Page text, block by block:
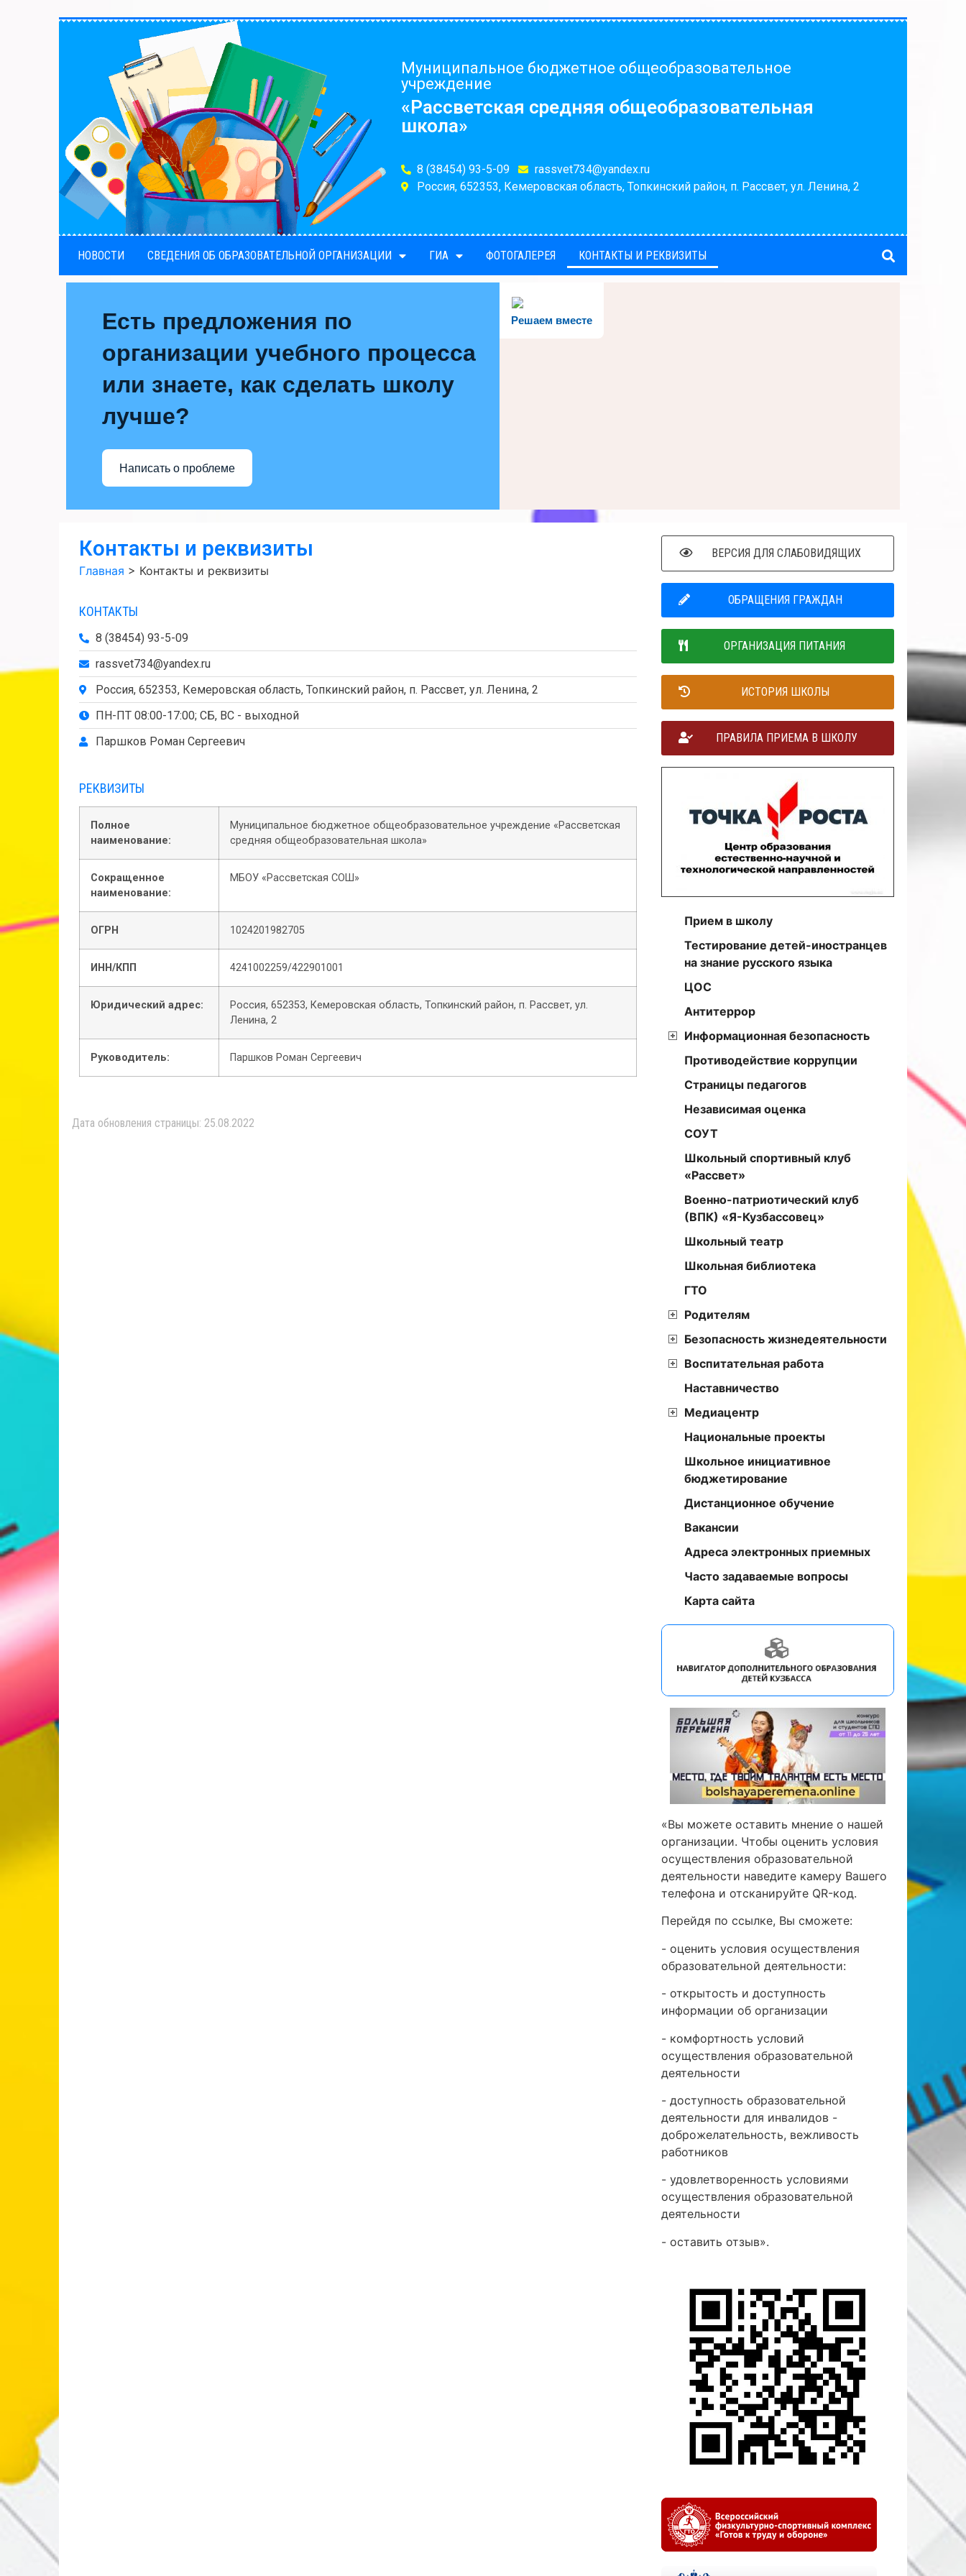
Муниципальное бюджетное общеобразовательное
учреждение
«Рассветская средняя общеобразовательная
школа»
8 (38454) 93-5-09
rassvet734@yandex.ru
Россия, 652353, Кемеровская область, Топкинский район, п. Рассвет, ул. Ленина, 2
НОВОСТИ СВЕДЕНИЯ ОБ ОБРАЗОВАТЕЛЬНОЙ ОРГАНИЗАЦИИ ГИА ФОТОГАЛЕРЕЯ КОНТАКТЫ И РЕКВИЗИТЫ
Решаем вместе
Есть предложения по
организации учебного процесса
или знаете, как сделать школу
лучше?
Написать о проблеме
Контакты и реквизиты
Главная > Контакты и реквизиты
КОНТАКТЫ
8 (38454) 93-5-09
rassvet734@yandex.ru
Россия, 652353, Кемеровская область, Топкинский район, п. Рассвет, ул. Ленина, 2
ПН-ПТ 08:00-17:00; СБ, ВС - выходной
Паршков Роман Сергеевич
РЕКВИЗИТЫ
Полное
наименование:
Муниципальное бюджетное общеобразовательное учреждение «Рассветская
средняя общеобразовательная школа»
Сокращенное
наименование:
МБОУ «Рассветская СОШ»
ОГРН 1024201982705
ИНН/КПП 4241002259/422901001
Юридический адрес:
Россия, 652353, Кемеровская область, Топкинский район, п. Рассвет, ул.
Ленина, 2
Руководитель: Паршков Роман Сергеевич
Дата обновления страницы: 25.08.2022
ВЕРСИЯ ДЛЯ СЛАБОВИДЯЩИХ
ОБРАЩЕНИЯ ГРАЖДАН
ОРГАНИЗАЦИЯ ПИТАНИЯ
ИСТОРИЯ ШКОЛЫ
ПРАВИЛА ПРИЕМА В ШКОЛУ
Прием в школу
Тестирование детей-иностранцев
на знание русского языка
ЦОС
Антитеррор
Информационная безопасность
Противодействие коррупции
Страницы педагогов
Независимая оценка
СОУТ
Школьный спортивный клуб
«Рассвет»
Военно-патриотический клуб
(ВПК) «Я-Кузбассовец»
Школьный театр
Школьная библиотека
ГТО
Родителям
Безопасность жизнедеятельности
Воспитательная работа
Наставничество
Медиацентр
Национальные проекты
Школьное инициативное
бюджетирование
Дистанционное обучение
Вакансии
Адреса электронных приемных
Часто задаваемые вопросы
Карта сайта
«Вы можете оставить мнение о нашей
организации. Чтобы оценить условия
осуществления образовательной
деятельности наведите камеру Вашего
телефона и отсканируйте QR-код.
Перейдя по ссылке, Вы сможете:
- оценить условия осуществления
образовательной деятельности:
- открытость и доступность
информации об организации
- комфортность условий
осуществления образовательной
деятельности
- доступность образовательной
деятельности для инвалидов -
доброжелательность, вежливость
работников
- удовлетворенность условиями
осуществления образовательной
деятельности
- оставить отзыв».